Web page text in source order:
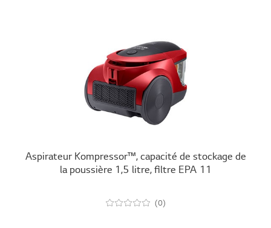
Aspirateur Kompressor™, capacité de stockage de
la poussière 1,5 litre, filtre EPA 11
(0)